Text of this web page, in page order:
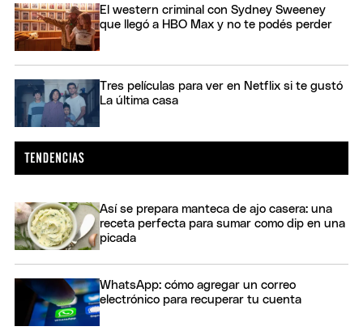
El western criminal con Sydney Sweeney
que llegó a HBO Max y no te podés perder
Tres películas para ver en Netflix si te gustó
La última casa
Así se prepara manteca de ajo casera: una
receta perfecta para sumar como dip en una
picada
WhatsApp: cómo agregar un correo
electrónico para recuperar tu cuenta